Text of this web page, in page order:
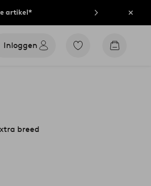
artikel*
Inloggen
Ga
Go
breed